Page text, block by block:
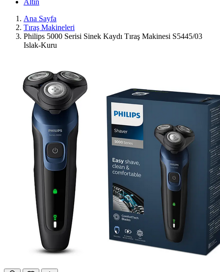
Ana Sayfa
Tıraş Makineleri
Philips 5000 Serisi Sinek Kaydı Tıraş Makinesi S5445/03
Islak-Kuru